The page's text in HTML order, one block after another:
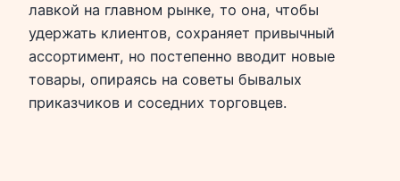
лавкой на главном рынке, то она, чтобы
удержать клиентов, сохраняет привычный
ассортимент, но постепенно вводит новые
товары, опираясь на советы бывалых
приказчиков и соседних торговцев.